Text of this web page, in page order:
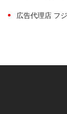
広告代理店 フ